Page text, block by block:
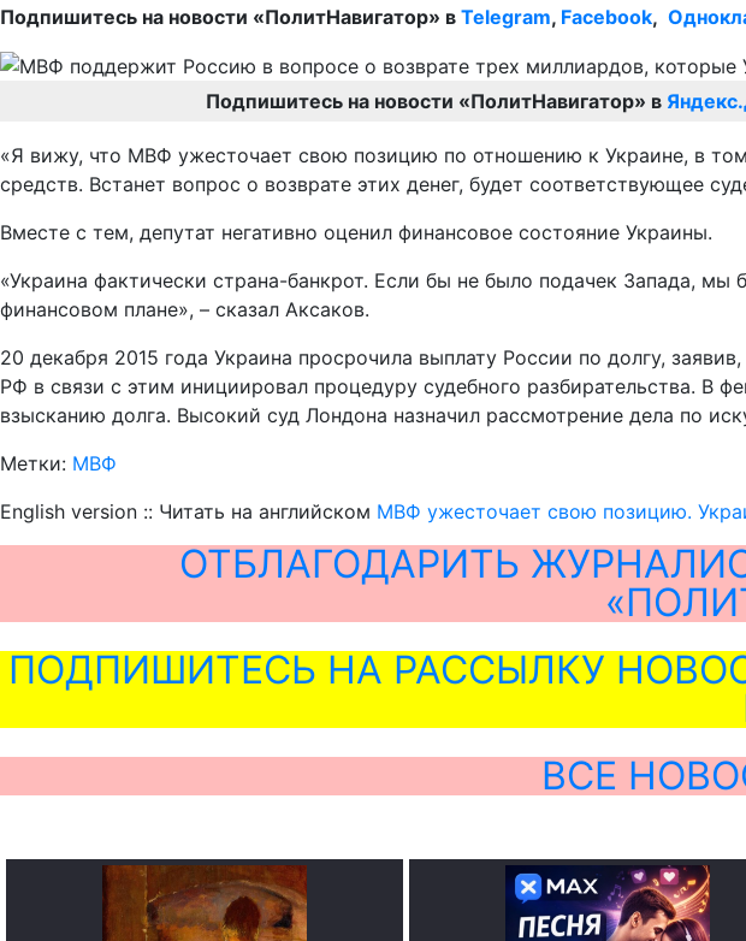
Подпишитесь на новости «ПолитНавигатор» в Telegram, Facebook,
Подпишитесь на новости «ПолитНавигатор» в
«Я вижу, что МВФ ужесточает свою позицию по отношению к Украине, в
средств. Встанет вопрос о возврате этих денег, будет соответствующее
Вместе с тем, депутат негативно оценил финансовое состояние Украины.
«Украина фактически страна-банкрот. Если бы не было подачек Запада,
финансовом плане», – сказал Аксаков.
20 декабря 2015 года Украина просрочила выплату России по долгу,
РФ в связи с этим инициировал процедуру судебного разбирательства. В
взысканию долга. Высокий суд Лондона назначил рассмотрение дела по
Метки: МВФ
English version :: Читать на английском МВФ ужесточает свою позицию.
ОТБЛАГОДАРИТЬ
ПОДПИШИТЕСЬ НА РАССЫЛКУ
ВСЕ